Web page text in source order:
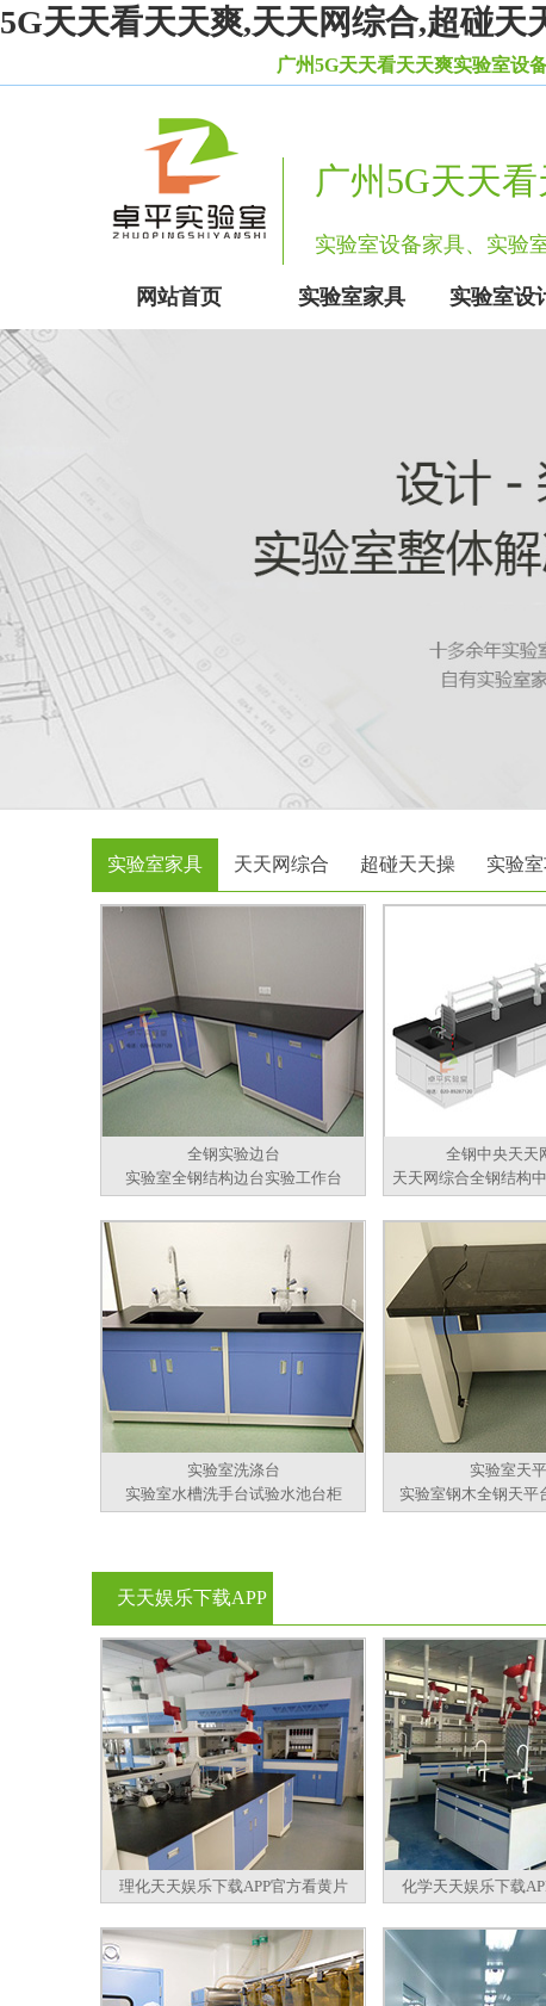
5G天天看天天爽,天天网综合,超碰
广州5G天天看天天爽实验室设备有限公司致力于
广州5G天天
实验室设备家具、实
网站首页 实验室家具 实验室设
实验室家具 天天网综合 超碰天天操 实验
全钢实验边台
实验室全钢结构边台实验工作台
全钢中央天天
天天网综合全钢结构
实验室洗涤台
实验室水槽洗手台试验水池台柜
实验室天
实验室钢木全钢天平
天天娱乐下载APP
官方看黄片
理化天天娱乐下载APP官方看黄片 化学天天娱乐下载